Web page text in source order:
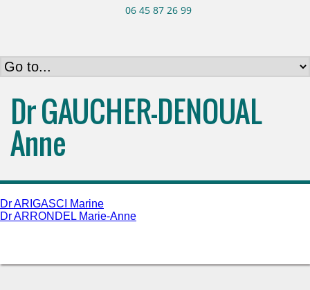
06 45 87 26 99
Dr GAUCHER-DENOUAL
Anne
Navigation
de
Dr ARIGASCI Marine
Dr ARRONDEL Marie-Anne